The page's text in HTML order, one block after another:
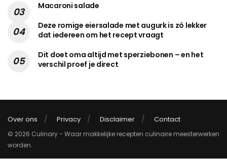
Macaroni salade
Deze romige eiersalade met augurk is zó lekker
dat iedereen om het recept vraagt
Dit doet oma altijd met sperziebonen – en het
verschil proef je direct
Over ons Privacy Disclaimer Contact
© 2026 Culinary - Waar makkelijke recepten culinaire meesterwerken
worden.